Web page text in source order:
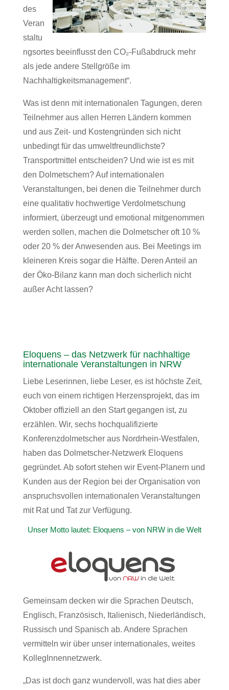
des
Veran
staltu
ngsortes beeinflusst den CO₂-Fußabdruck mehr
als jede andere Stellgröße im
Nachhaltigkeitsmanagement“.
Was ist denn mit internationalen Tagungen, deren
Teilnehmer aus allen Herren Ländern kommen
und aus Zeit- und Kostengründen sich nicht
unbedingt für das umweltfreundlichste?
Transportmittel entscheiden? Und wie ist es mit
den Dolmetschern? Auf internationalen
Veranstaltungen, bei denen die Teilnehmer durch
eine qualitativ hochwertige Verdolmetschung
informiert, überzeugt und emotional mitgenommen
werden sollen, machen die Dolmetscher oft 10 %
oder 20 % der Anwesenden aus. Bei Meetings im
kleineren Kreis sogar die Hälfte. Deren Anteil an
der Öko-Bilanz kann man doch sicherlich nicht
außer Acht lassen?
Eloquens – das Netzwerk für nachhaltige
internationale Veranstaltungen in NRW
Liebe Leserinnen, liebe Leser, es ist höchste Zeit,
euch von einem richtigen Herzensprojekt, das im
Oktober offiziell an den Start gegangen ist, zu
erzählen. Wir, sechs hochqualifizierte
Konferenzdolmetscher aus Nordrhein-Westfalen,
haben das Dolmetscher-Netzwerk Eloquens
gegründet. Ab sofort stehen wir Event-Planern und
Kunden aus der Region bei der Organisation von
anspruchsvollen internationalen Veranstaltungen
mit Rat und Tat zur Verfügung.
Unser Motto lautet: Eloquens – von NRW in die Welt
Gemeinsam decken wir die Sprachen Deutsch,
Englisch, Französisch, Italienisch, Niederländisch,
Russisch und Spanisch ab. Andere Sprachen
vermitteln wir über unser internationales, weites
KollegInnennetzwerk.
„Das ist doch ganz wundervoll, was hat dies aber